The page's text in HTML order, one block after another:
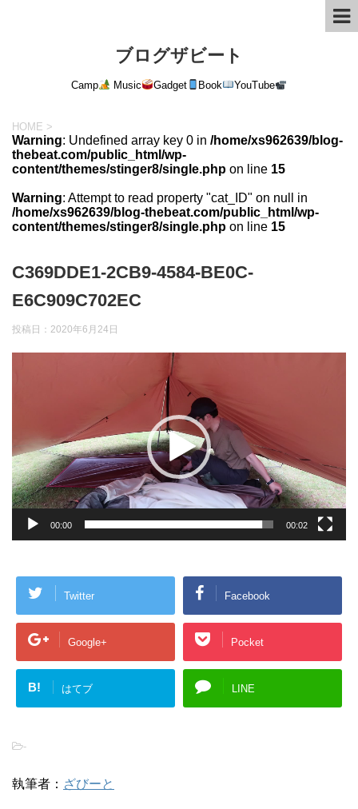
ブログザビート
Camp Music Gadget Book YouTube
HOME >
Warning: Undefined array key 0 in /home/xs962639/blog-
thebeat.com/public_html/wp-
content/themes/stinger8/single.php on line 15
Warning: Attempt to read property "cat_ID" on null in
/home/xs962639/blog-thebeat.com/public_html/wp-
content/themes/stinger8/single.php on line 15
C369DDE1-2CB9-4584-BE0C-
E6C909C702EC
投稿日： 2020年6月24日
ヤ
ー
00:00 00:02
Twitter Facebook
Google+ Pocket
B! はてブ LINE
-
執筆者： ざびーと